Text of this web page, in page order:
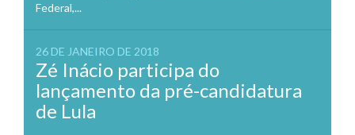
Federal,...
26 DE JANEIRO DE 2018
Zé Inácio participa do
lançamento da pré-candidatura
de Lula